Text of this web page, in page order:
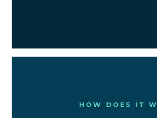
HOW DOES IT